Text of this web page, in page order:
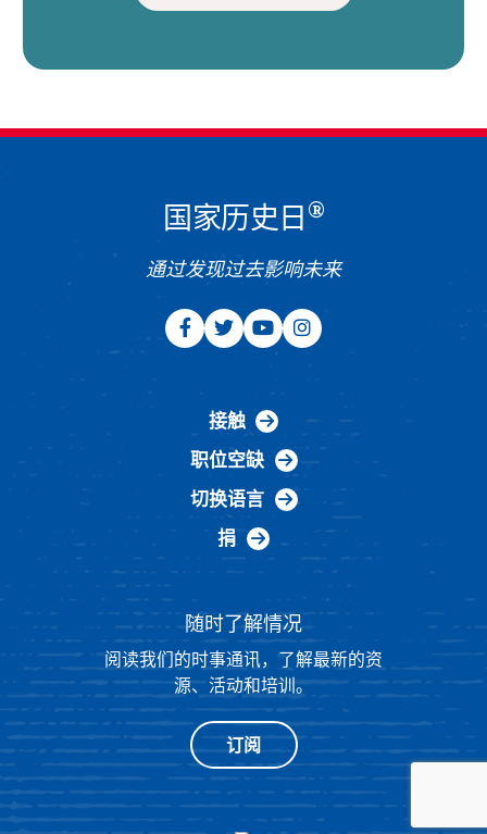
国家历史日 ®
通过发现过去影响未来
接触
职位空缺
切换语言
捐
随时了解情况
阅读我们的时事通讯，了解最新的资
源、活动和培训。
订阅